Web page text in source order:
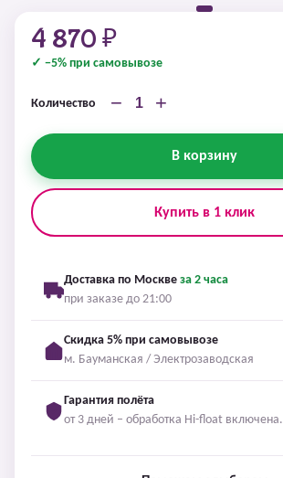
4 870 ₽
✓ −5% при самовывозе
Количество − +
В корзину
Купить в 1 клик
Доставка по Москве за 2 часа
при заказе до 21:00
Скидка 5% при самовывозе
м. Бауманская / Электрозаводская
Гарантия полёта
от 3 дней – обработка Hi-float включена.